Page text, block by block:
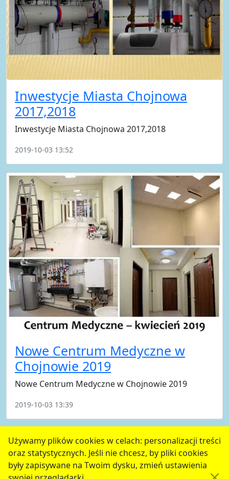
Używamy plików cookies w celach: personalizacji treści
oraz statystycznych. Jeśli nie chcesz, by pliki cookies
były zapisywane na Twoim dysku, zmień ustawienia
Inwestycje Miasta Chojnowa
2017,2018
Inwestycje Miasta Chojnowa 2017,2018
2019-10-03 13:52
Nowe Centrum Medyczne w
Chojnowie 2019
Nowe Centrum Medyczne w Chojnowie 2019
2019-10-03 13:39
poprzednie 15 16 17 18 19 następne
serwis jest częścią portalu miejskiegowww.chojnow.eu
przygotowanego przez
MEDIART